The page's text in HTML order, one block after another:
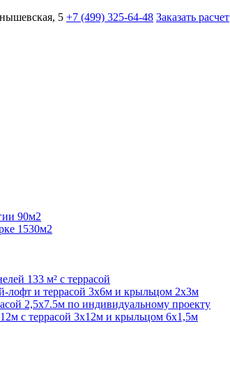
5 +7 (499) 325-64-48 Заказать расчет
90м2
1530м2
133 м² с террасой
лофт и террасой 3х6м и крыльцом 2х3м
2,5х7.5м по индивидуальному проекту
с террасой 3х12м и крыльцом 6х1,5м